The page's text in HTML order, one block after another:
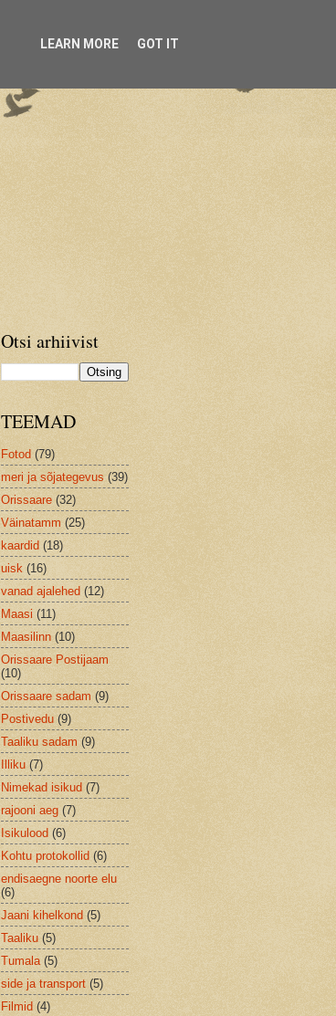
Otsi arhiivist
TEEMAD
Fotod (79)
meri ja sõjategevus (39)
Orissaare (32)
Väinatamm (25)
kaardid (18)
uisk (16)
vanad ajalehed (12)
Maasi (11)
Maasilinn (10)
Orissaare Postijaam
(10)
Orissaare sadam (9)
Postivedu (9)
Taaliku sadam (9)
Illiku (7)
Nimekad isikud (7)
rajooni aeg (7)
Isikulood (6)
Kohtu protokollid (6)
endisaegne noorte elu
(6)
Jaani kihelkond (5)
Taaliku (5)
Tumala (5)
side ja transport (5)
Filmid (4)
LEARN MORE GOT IT